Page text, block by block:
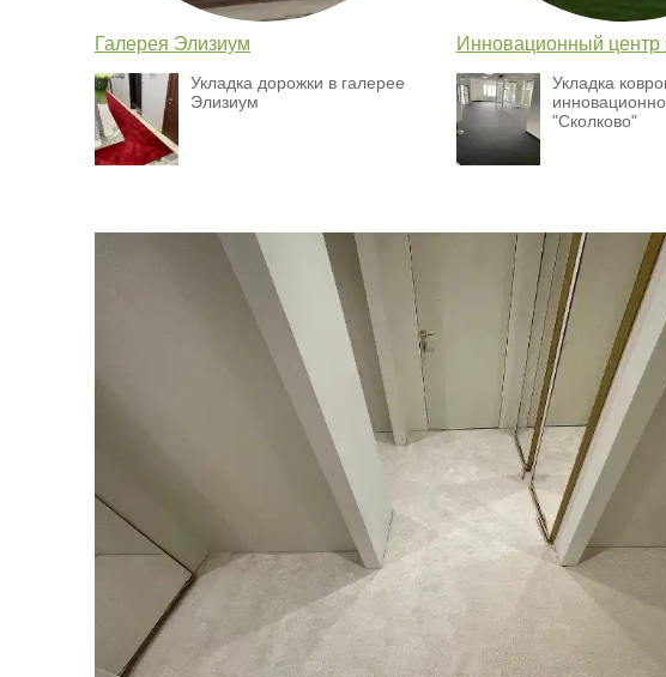
Галерея Элизиум
Укладка дорожки в галерее
Элизиум
Инновационный центр
Укладка
"Сколково"